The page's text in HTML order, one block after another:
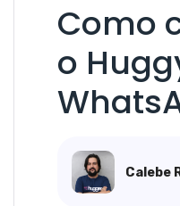
Como
o
Calebe